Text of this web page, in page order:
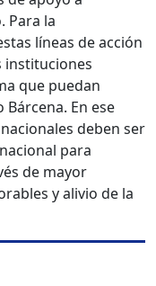
Para la
líneas de acción
instituciones
que puedan
En ese
deben ser
para
de mayor
y alivio de la